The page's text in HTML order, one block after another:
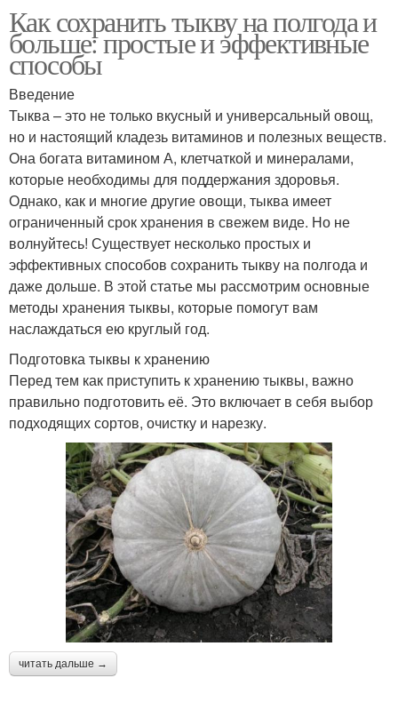
Как сохранить тыкву на полгода и
больше: простые и эффективные
способы
Введение
Тыква – это не только вкусный и универсальный овощ,
но и настоящий кладезь витаминов и полезных веществ.
Она богата витамином А, клетчаткой и минералами,
которые необходимы для поддержания здоровья.
Однако, как и многие другие овощи, тыква имеет
ограниченный срок хранения в свежем виде. Но не
волнуйтесь! Существует несколько простых и
эффективных способов сохранить тыкву на полгода и
даже дольше. В этой статье мы рассмотрим основные
методы хранения тыквы, которые помогут вам
наслаждаться ею круглый год.
Подготовка тыквы к хранению
Перед тем как приступить к хранению тыквы, важно
правильно подготовить её. Это включает в себя выбор
подходящих сортов, очистку и нарезку.
читать дальше →